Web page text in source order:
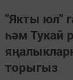
"Якты юл"
һәм Тукай
торыгыз